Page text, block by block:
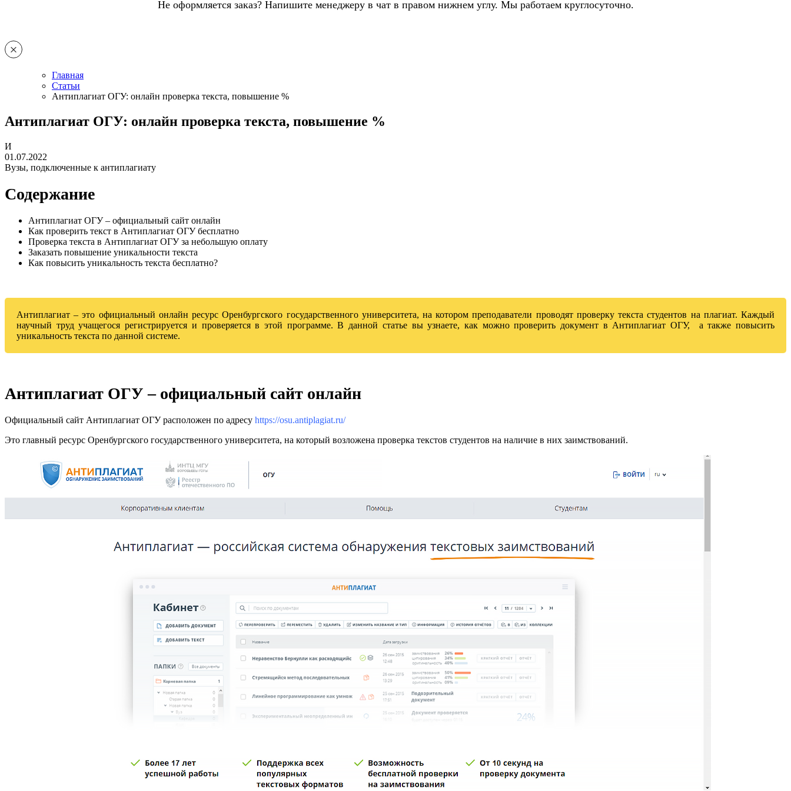
Не оформляется заказ? Напишите менеджеру в чат в правом нижнем углу. Мы работаем круглосуточно.
Главная
Статьи
Антиплагиат ОГУ: онлайн проверка текста, повышение %
Антиплагиат ОГУ: онлайн проверка текста, повышение %
И
01.07.2022
Вузы, подключенные к антиплагиату
Содержание
Антиплагиат ОГУ – официальный сайт онлайн
Как проверить текст в Антиплагиат ОГУ бесплатно
Проверка текста в Антиплагиат ОГУ за небольшую оплату
Заказать повышение уникальности текста
Как повысить уникальность текста бесплатно?
Антиплагиат – это официальный онлайн ресурс Оренбургского государственного университета, на котором преподаватели проводят проверку текста студентов на плагиат. Каждый
научный труд учащегося регистрируется и проверяется в этой программе. В данной статье вы узнаете, как можно проверить документ в Антиплагиат ОГУ, а также повысить
уникальность текста по данной системе.
Антиплагиат ОГУ – официальный сайт онлайн
Официальный сайт Антиплагиат ОГУ расположен по адресу https://osu.antiplagiat.ru/
Это главный ресурс Оренбургского государственного университета, на который возложена проверка текстов студентов на наличие в них заимствований.